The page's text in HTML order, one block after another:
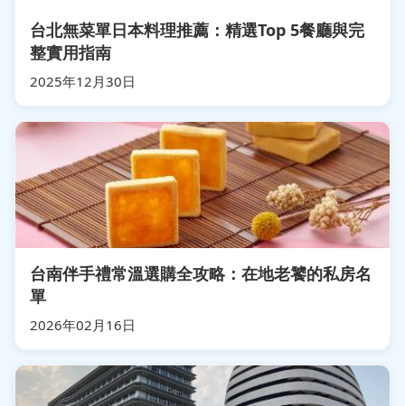
台北無菜單日本料理推薦：精選Top 5餐廳與完
整實用指南
2025年12月30日
台南伴手禮常溫選購全攻略：在地老饕的私房名
單
2026年02月16日